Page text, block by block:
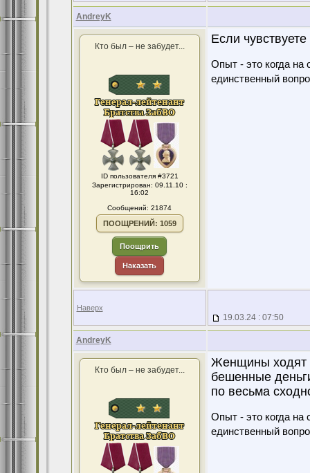
AndreyK
Кто был – не забудет...
ID пользователя #3721
Зарегистрирован: 09.11.10 :
16:02
Сообщений: 21874
ПООЩРЕНИЙ: 1059
Поощрить
Наказать
Если
Опыт - это когда на
единственный
Наверх
19.03.24 : 07:50
AndreyK
Кто был – не забудет...
Женщины ходят
бешенные
по весьма
Опыт - это когда на
единственный